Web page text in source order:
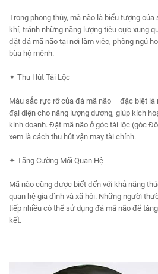
Trong phong thủy, mã não là biểu tượng
khí, tránh những năng lượng tiêu cực xung
đặt đá mã não tại nơi làm việc, phòng ngủ
bùa hộ mệnh.
✦ Thu Hút Tài Lộc
Màu sắc rực rỡ của đá mã não – đặc biệt là
đại diện cho năng lượng dương, giúp kích
kinh doanh. Đặt mã não ở góc tài lộc (góc
xem là cách thu hút vận may tài chính.
✦ Tăng Cường Mối Quan Hệ
Mã não cũng được biết đến với khả năng
quan hệ gia đình và xã hội. Những người
tiếp nhiều có thể sử dụng đá mã não để
kết.